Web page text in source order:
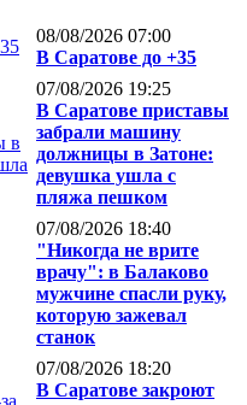
08/08/2026 07:00
В Саратове до +35
07/08/2026 19:25
В Саратове приставы
забрали машину
должницы в Затоне:
девушка ушла с
пляжа пешком
07/08/2026 18:40
"Никогда не врите
врачу": в Балаково
мужчине спасли руку,
которую зажевал
станок
07/08/2026 18:20
В Саратове закроют